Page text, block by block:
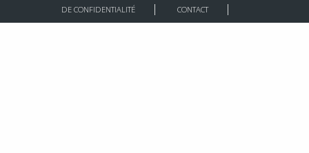
DE CONFIDENTIALITÉ
CONTACT